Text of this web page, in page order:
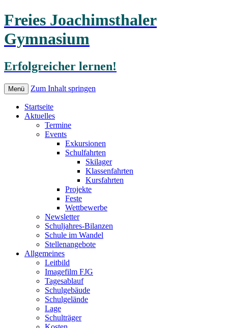
Freies Joachimsthaler
Gymnasium
Erfolgreicher lernen!
Menü Zum Inhalt springen
Startseite
Aktuelles
Termine
Events
Exkursionen
Schulfahrten
Skilager
Klassenfahrten
Kursfahrten
Projekte
Feste
Wettbewerbe
Newsletter
Schuljahres-Bilanzen
Schule im Wandel
Stellenangebote
Allgemeines
Leitbild
Imagefilm FJG
Tagesablauf
Schulgebäude
Schulgelände
Lage
Schulträger